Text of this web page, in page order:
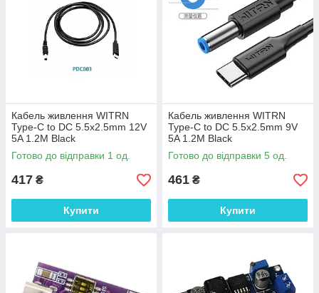
Кабель живлення WITRN
Type-C to DC 5.5x2.5mm 12V
5A 1.2M Black
Готово до відправки 1 од.
417 ₴
Купити
Кабель живлення WITRN
Type-C to DC 5.5x2.5mm 9V
5A 1.2M Black
Готово до відправки 5 од.
461 ₴
Купити